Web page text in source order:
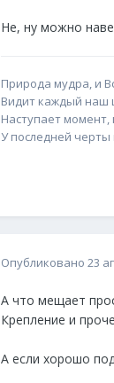
Не, ну можно
Природа мудра, и
Видит каждый наш
Наступает момент,
У последней черты
Опубликовано 23
А что мещает
Крепление и
А если хорошо